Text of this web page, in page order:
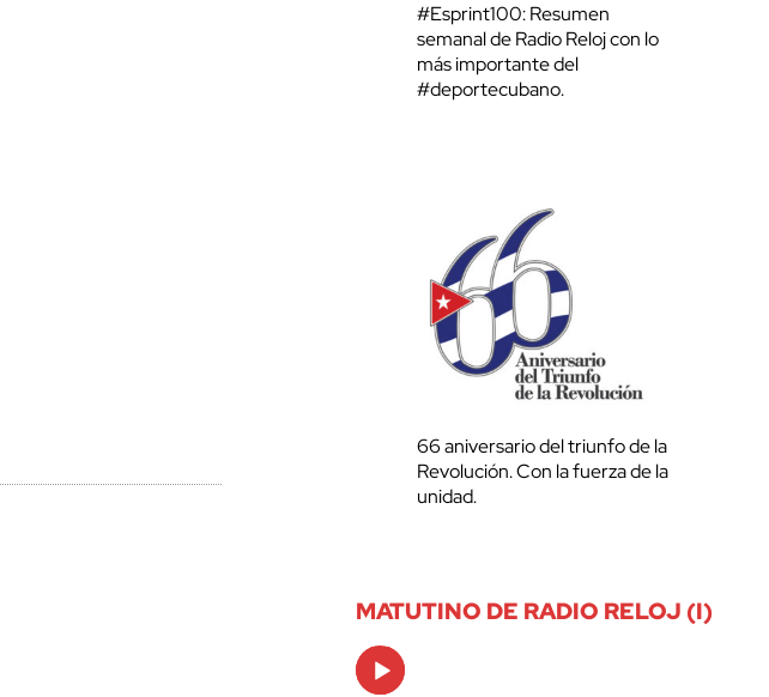
#Esprint100: Resumen
semanal de Radio Reloj con lo
más importante del
#deportecubano.
66 aniversario del triunfo de la
Revolución. Con la fuerza de la
unidad.
MATUTINO DE RADIO RELOJ (I)
Audio
Player